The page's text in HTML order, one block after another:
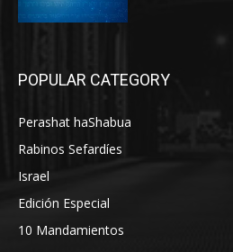
POPULAR CATEGORY
Perashat haShabua
Rabinos Sefardíes
Israel
Edición Especial
10 Mandamientos